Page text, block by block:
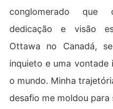
conglomerado que
dedicação e visão
Ottawa no Canadá,
inquieto e uma vontade
o mundo. Minha
desafio me moldou